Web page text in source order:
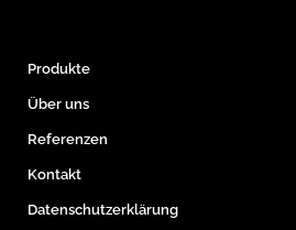
Produkte
Über uns
Referenzen
Kontakt
Datenschutzerklärung